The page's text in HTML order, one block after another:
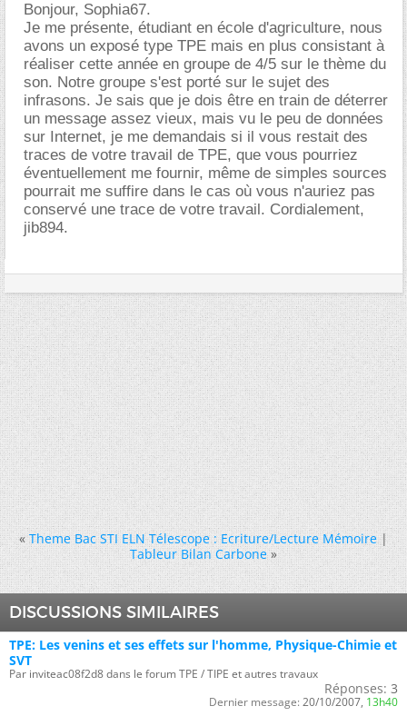
Bonjour, Sophia67.
Je me présente, étudiant en école d'agriculture, nous
avons un exposé type TPE mais en plus consistant à
réaliser cette année en groupe de 4/5 sur le thème du
son. Notre groupe s'est porté sur le sujet des
infrasons. Je sais que je dois être en train de déterrer
un message assez vieux, mais vu le peu de données
sur Internet, je me demandais si il vous restait des
traces de votre travail de TPE, que vous pourriez
éventuellement me fournir, même de simples sources
pourrait me suffire dans le cas où vous n'auriez pas
conservé une trace de votre travail. Cordialement,
jib894.
« Theme Bac STI ELN Télescope : Ecriture/Lecture Mémoire|
Tableur Bilan Carbone »
DISCUSSIONS SIMILAIRES
TPE: Les venins et ses effets sur l'homme, Physique-Chimie et
SVT
Par inviteac08f2d8 dans le forum TPE / TIPE et autres travaux
Réponses: 3
Dernier message: 20/10/2007, 13h40